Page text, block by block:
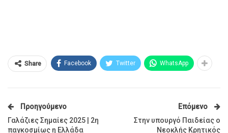
Share Facebook Twitter WhatsApp
Προηγούμενο
Γαλάζιες Σημαίες 2025 | 2η
παγκοσμίως η Ελλάδα
Επόμενο
Στην υπουργό Παιδείας ο
Νεοκλής Κρητικός